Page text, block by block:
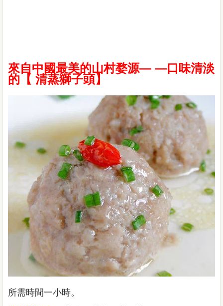
來自中國最美的山村婺源— —口味清淡
的【 清蒸獅子頭】
所需時間一小時。